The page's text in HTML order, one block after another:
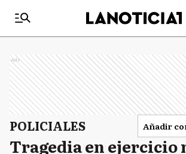
Ads
POLICIALES Añadir
Tragedia en